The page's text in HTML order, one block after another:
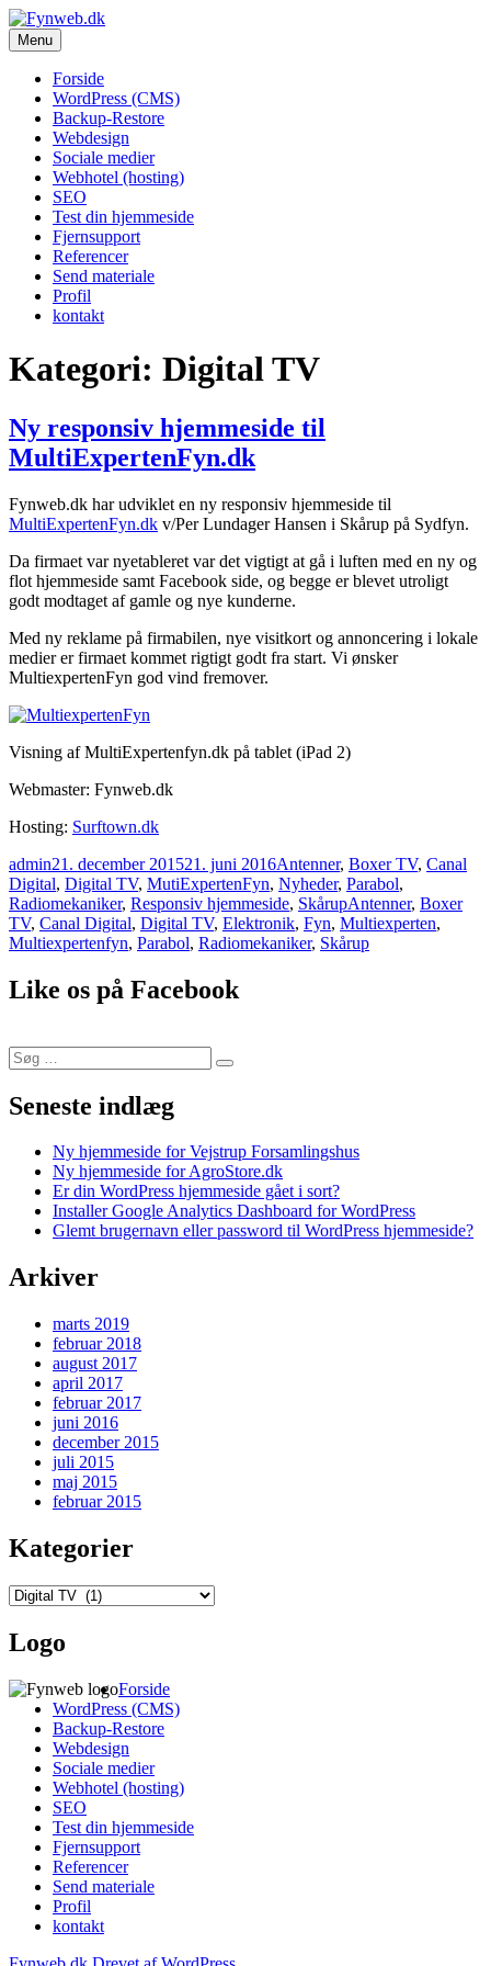
Videre
til
indhold
Fynweb.dk
Menu
Forside
WordPress (CMS)
Backup-Restore
Webdesign
Sociale medier
Webhotel (hosting)
SEO
Test din hjemmeside
Fjernsupport
Referencer
Send materiale
Profil
kontakt
Kategori: Digital TV
Ny responsiv hjemmeside til
MultiExpertenFyn.dk
Fynweb.dk har udviklet en ny responsiv hjemmeside til
MultiExpertenFyn.dk v/Per Lundager Hansen i Skårup på Sydfyn.
Da firmaet var nyetableret var det vigtigt at gå i luften med en ny og
flot hjemmeside samt Facebook side, og begge er blevet utroligt
godt modtaget af gamle og nye kunderne.
Med ny reklame på firmabilen, nye visitkort og annoncering i lokale
medier er firmaet kommet rigtigt godt fra start. Vi ønsker
MultiexpertenFyn god vind fremover.
Visning af MultiExpertenfyn.dk på tablet (iPad 2)
Webmaster: Fynweb.dk
Hosting: Surftown.dk
Forfatter
adminUdgivet
21. december 201521. juni 2016Kategorier
Antenner, Boxer TV, Canal
Digital, Digital TV, MutiExpertenFyn, Nyheder, Parabol,
Radiomekaniker, Responsiv hjemmeside, SkårupTags
Antenner, Boxer
TV, Canal Digital, Digital TV, Elektronik, Fyn, Multiexperten,
Multiexpertenfyn, Parabol, Radiomekaniker, Skårup
Like os på Facebook
Søg
efter:
Søg
Seneste indlæg
Ny hjemmeside for Vejstrup Forsamlingshus
Ny hjemmeside for AgroStore.dk
Er din WordPress hjemmeside gået i sort?
Installer Google Analytics Dashboard for WordPress
Glemt brugernavn eller password til WordPress hjemmeside?
Arkiver
marts 2019
februar 2018
august 2017
april 2017
februar 2017
juni 2016
december 2015
juli 2015
maj 2015
februar 2015
Kategorier
Kategorier
Logo
Forside
WordPress (CMS)
Backup-Restore
Webdesign
Sociale medier
Webhotel (hosting)
SEO
Test din hjemmeside
Fjernsupport
Referencer
Send materiale
Profil
kontakt